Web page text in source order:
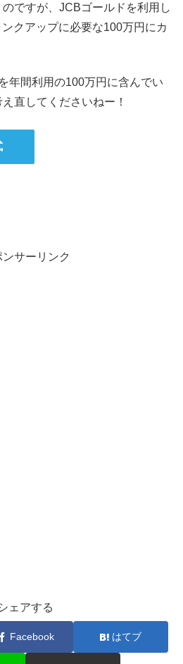
ですが、JCBゴールドを利用し
クアップに必要な100万円にカ
年間利用の100万円に含んでい
直してくださいねー！
ンサーリンク
ェアする
Facebook はてブ